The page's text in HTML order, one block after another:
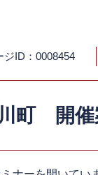
ジID：0008454
町 開催